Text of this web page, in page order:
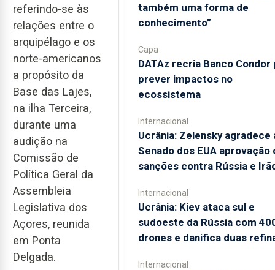
referindo-se às
relações entre o
arquipélago e os
norte-americanos
a propósito da
Base das Lajes,
na ilha Terceira,
durante uma
audição na
Comissão de
Política Geral da
Assembleia
Legislativa dos
Açores, reunida
em Ponta
Delgada.
também uma forma de
conhecimento”
Capa
DATAz recria Banco Condor
prever impactos no
ecossistema
Internacional
Ucrânia: Zelensky agradece
Senado dos EUA aprovação
sanções contra Rússia e
Internacional
Ucrânia: Kiev ataca sul e
sudoeste da Rússia com
drones e danifica duas
Internacional